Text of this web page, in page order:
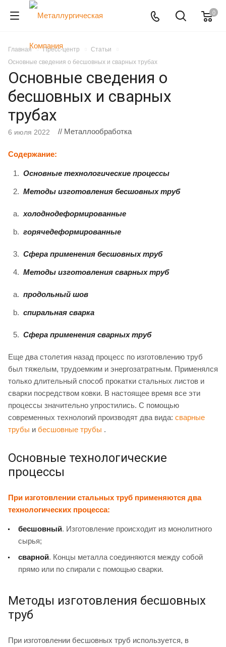
0
Главная Пресс-центр
Статьи
Основные сведения о бесшовных и сварных трубах
Основные сведения о
бесшовных и сварных
трубах
6 июля 2022 // Металлообработка
Содержание:
Основные технологические процессы
Методы изготовления бесшовных труб
холоднодеформированные
горячедеформированные
Сфера применения бесшовных труб
Методы изготовления сварных труб
продольный шов
спиральная сварка
Сфера применения сварных труб
Еще два столетия назад процесс по изготовлению труб
был тяжелым, трудоемким и энергозатратным. Применялся
только длительный способ прокатки стальных листов и
сварки посредством ковки. В настоящее время все эти
процессы значительно упростились. С помощью
современных технологий производят два вида: сварные
трубы и бесшовные трубы .
Основные технологические
процессы
При изготовлении стальных труб применяются два
технологических процесса:
бесшовный. Изготовление происходит из монолитного
сырья;
сварной. Концы металла соединяются между собой
прямо или по спирали с помощью сварки.
Методы изготовления бесшовных
труб
При изготовлении бесшовных труб используется, в